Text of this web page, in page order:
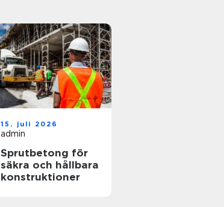
15. juli 2026
admin
Sprutbetong för
säkra och hållbara
konstruktioner